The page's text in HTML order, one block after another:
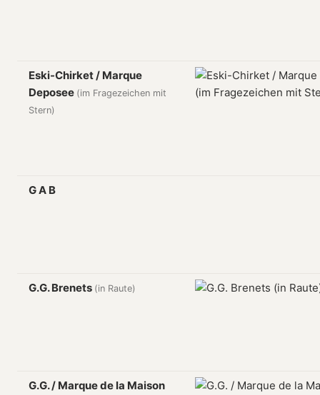
Eski-Chirket / Marque
Deposee (im Fragezeichen mit
Stern)
G A B
G.G. Brenets (in Raute)
G.G. / Marque de la Maison